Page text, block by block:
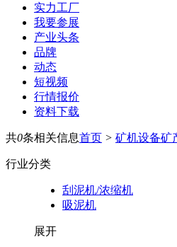
实力工厂
我要参展
产业头条
品牌
动态
短视频
行情报价
资料下载
共0条相关信息首页 > 矿机设备矿
行业分类
刮泥机/浓缩机
吸泥机
展开